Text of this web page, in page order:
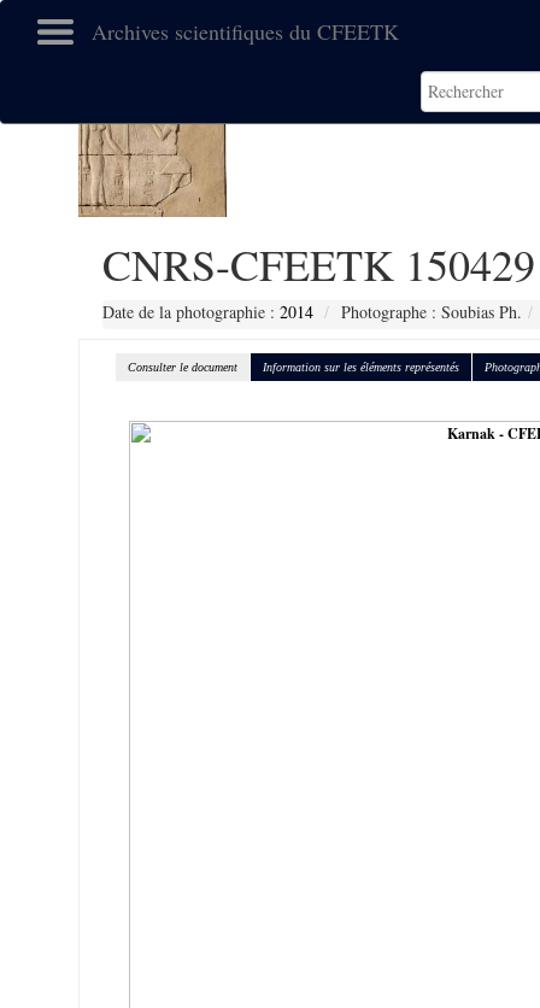
Archives scientifiques du CFEETK
CNRS-CFEETK 150429
Date de la photographie : 2014 Photographe : Soubias Ph.
Consulter le document Information sur les éléments représentés